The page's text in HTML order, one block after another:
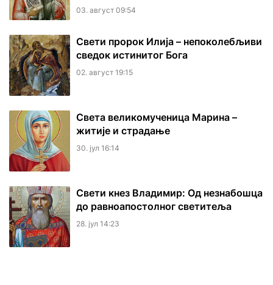
03. август 09:54
Свети пророк Илија – непоколебљиви
сведок истинитог Бога
02. август 19:15
Света великомученица Марина –
житије и страдање
30. јул 16:14
Свети кнез Владимир: Од незнабошца
до равноапостолног светитеља
28. јул 14:23